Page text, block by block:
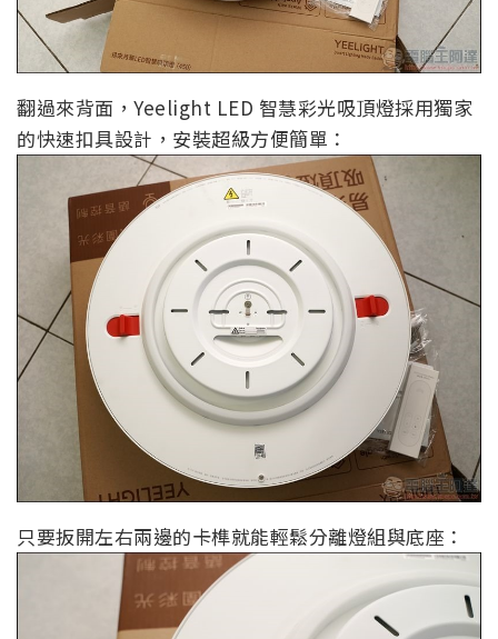
翻過來背面，Yeelight LED 智慧彩光吸頂燈採用獨家
的快速扣具設計，安裝超級方便簡單：
只要扳開左右兩邊的卡榫就能輕鬆分離燈組與底座：